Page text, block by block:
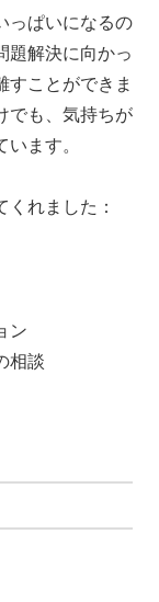
っぱいになるの
題解決に向かっ
すことができま
でも、気持ちが
ます。
れました：
ン
相談